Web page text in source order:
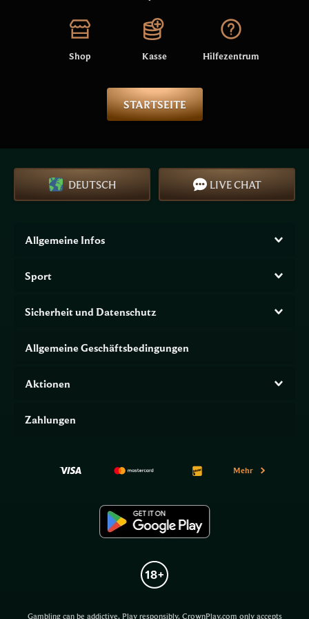
Shop Kasse Hilfezentrum
STARTSEITE
DEUTSCH LIVE CHAT
Allgemeine Infos
Sport
Sicherheit und Datenschutz
Allgemeine Geschäftsbedingungen
Aktionen
Zahlungen
Mehr
Gambling can be addictive. Play responsibly. CrownPlay.com only accepts